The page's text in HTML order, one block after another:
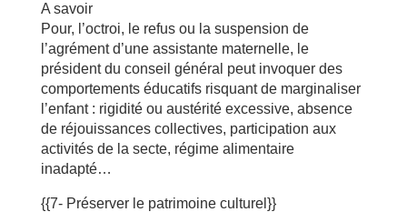
A savoir
Pour, l’octroi, le refus ou la suspension de
l’agrément d’une assistante maternelle, le
président du conseil général peut invoquer des
comportements éducatifs risquant de marginaliser
l’enfant : rigidité ou austérité excessive, absence
de réjouissances collectives, participation aux
activités de la secte, régime alimentaire
inadapté…
{{7- Préserver le patrimoine culturel}}